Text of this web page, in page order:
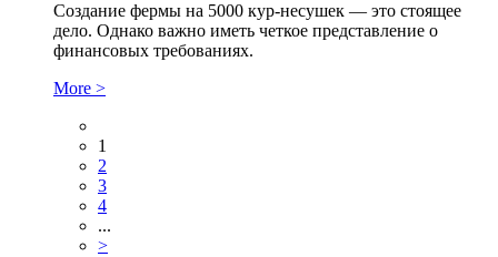
Создание фермы на 5000 кур-несушек — это стоящее
дело. Однако важно иметь четкое представление о
финансовых требованиях.
More >
1
2
3
4
...
>